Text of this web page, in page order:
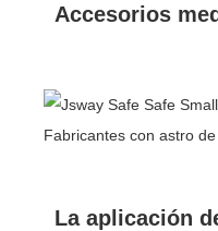
Accesorios
La aplicación